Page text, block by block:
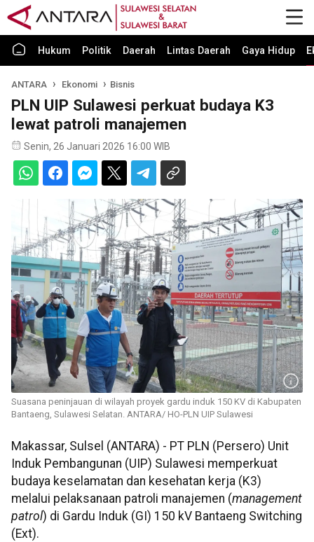
Hukum Politik Daerah Lintas Daerah Gaya Hidup
ANTARA Ekonomi Bisnis
PLN UIP Sulawesi perkuat budaya K3
lewat patroli manajemen
Senin, 26 Januari 2026 16:00 WIB
Suasana peninjauan di wilayah proyek gardu induk 150 KV di Kabupaten
Bantaeng, Sulawesi Selatan. ANTARA/ HO-PLN UIP Sulawesi
Makassar, Sulsel (ANTARA) - PT PLN (Persero) Unit
Induk Pembangunan (UIP) Sulawesi memperkuat
budaya keselamatan dan kesehatan kerja (K3)
melalui pelaksanaan patroli manajemen (management
patrol) di Gardu Induk (GI) 150 kV Bantaeng Switching
(Ext).